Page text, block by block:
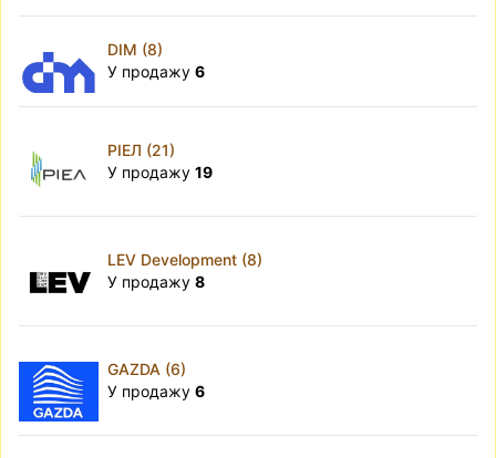
DIM (8)
У продажу 6
РІЕЛ (21)
У продажу 19
LEV Development (8)
У продажу 8
GAZDA (6)
У продажу 6